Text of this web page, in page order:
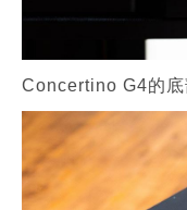
Concertino G4的底